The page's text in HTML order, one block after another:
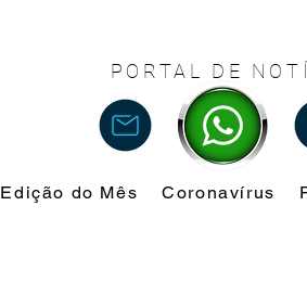
PORTAL DE
Edição do Mês Coronavírus